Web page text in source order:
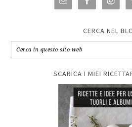
CERCA NEL
SCARICA I MIEI